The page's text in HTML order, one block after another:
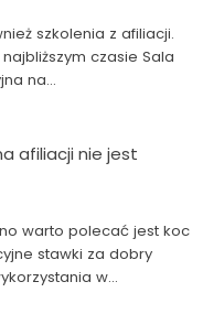
szkolenia z afiliacji.
czasie Sala
na…
afiliacji nie jest
warto polecać jest koc
stawki za dobry
w…